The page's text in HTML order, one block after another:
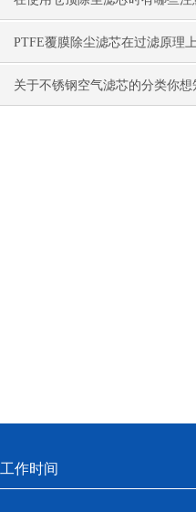
项呢
PTFE覆膜除尘滤芯在过滤原理
通滤料的区别
关于不锈钢空气滤芯的分类你想
工作时间